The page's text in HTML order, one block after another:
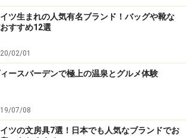
844
曜9:30～19:00、土曜9:30～17:00
旧市街
Rheinstr.
840
曜10:00～18:00
イツ生まれの人気有名ブランド！バッグや靴な
すすめ12選
02/01
ースバーデンで極上の温泉とグルメ体験
07/08
イツの文房具7選！日本でも人気なブランドでお